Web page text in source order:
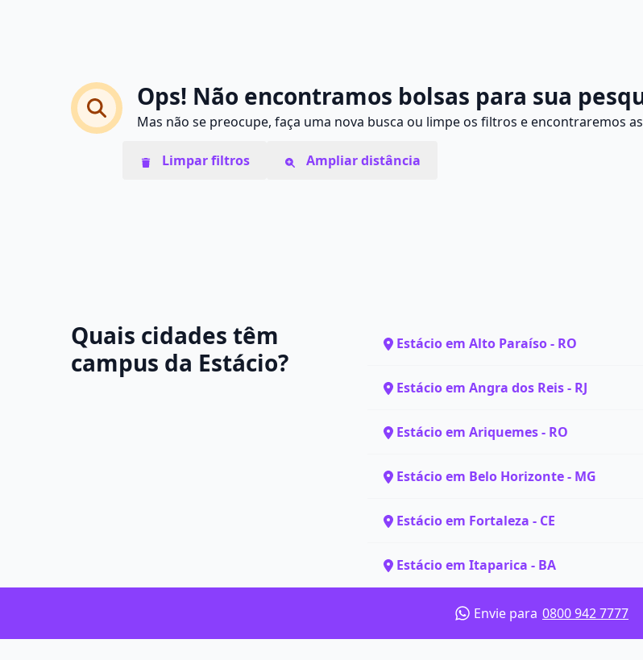
Ops! Não encontramos bolsas para sua
Mas não se preocupe, faça uma nova busca ou limpe os filtros e encontraremos
Limpar filtros Ampliar distância
Quais cidades têm
campus da Estácio?
Estácio em Alto Paraíso - RO
Estácio em Angra dos Reis - RJ
Estácio em Ariquemes - RO
Estácio em Belo Horizonte - MG
Estácio em Fortaleza - CE
Estácio em Itaparica - BA
Envie para 0800 942 7777